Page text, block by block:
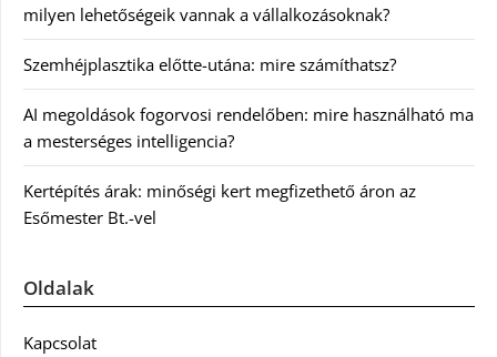
milyen lehetőségeik vannak a vállalkozásoknak?
Szemhéjplasztika előtte-utána: mire számíthatsz?
AI megoldások fogorvosi rendelőben: mire használható ma
a mesterséges intelligencia?
Kertépítés árak: minőségi kert megfizethető áron az
Esőmester Bt.-vel
Oldalak
Kapcsolat